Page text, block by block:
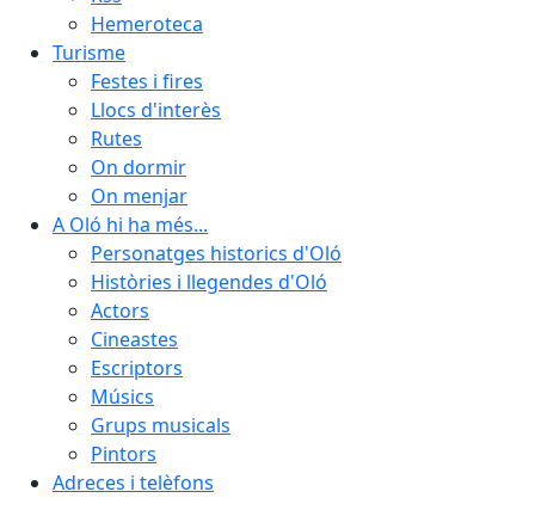
Hemeroteca
Turisme
Festes i fires
Llocs d'interès
Rutes
On dormir
On menjar
A Oló hi ha més...
Personatges historics d'Oló
Històries i llegendes d'Oló
Actors
Cineastes
Escriptors
Músics
Grups musicals
Pintors
Adreces i telèfons